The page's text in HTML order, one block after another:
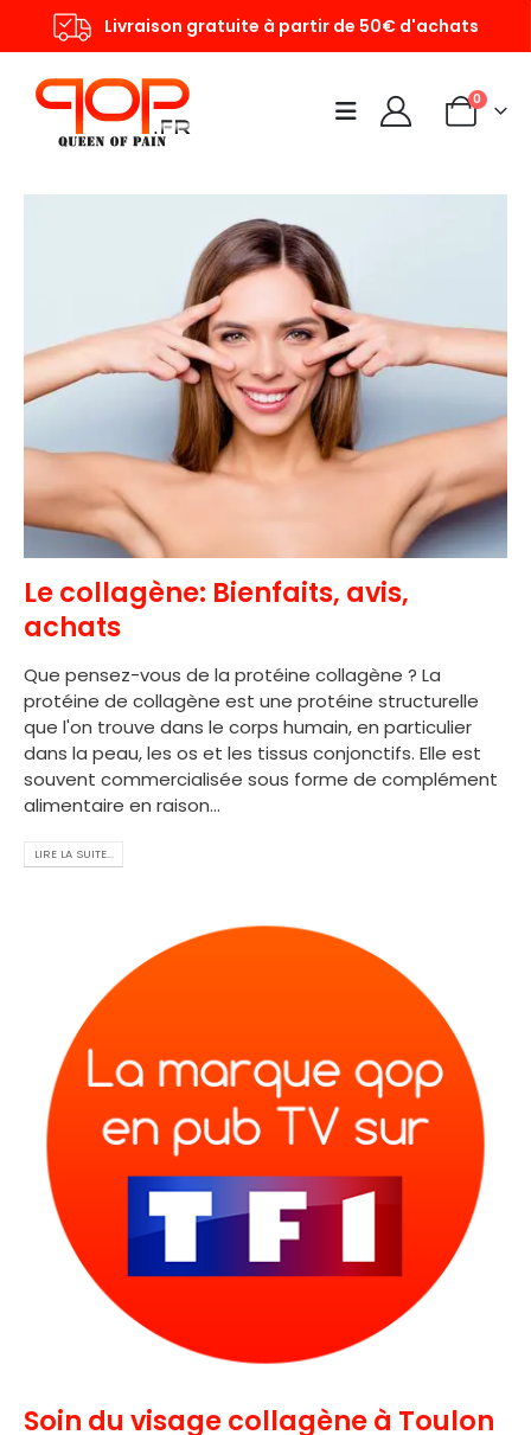
Livraison gratuite à partir de 50€ d'achats
0
Le collagène: Bienfaits, avis,
achats
Que pensez-vous de la protéine collagène ? La
protéine de collagène est une protéine structurelle
que l'on trouve dans le corps humain, en particulier
dans la peau, les os et les tissus conjonctifs. Elle est
souvent commercialisée sous forme de complément
alimentaire en raison...
LIRE LA SUITE...
Soin du visage collagène à Toulon